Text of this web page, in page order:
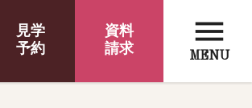
見学
予約
資料
請求
menu
MENU